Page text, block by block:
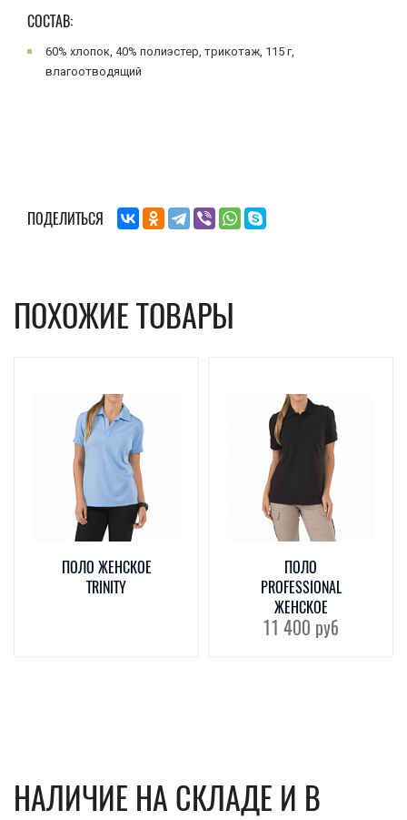
СОСТАВ:
60% хлопок, 40% полиэстер, трикотаж, 115 г,
влагоотводящий
ПОДЕЛИТЬСЯ
ПОХОЖИЕ ТОВАРЫ
ПОЛО ЖЕНСКОЕ
TRINITY
ПОЛО
PROFESSIONAL
ЖЕНСКОЕ
11 400 руб
НАЛИЧИЕ НА СКЛАДЕ И В